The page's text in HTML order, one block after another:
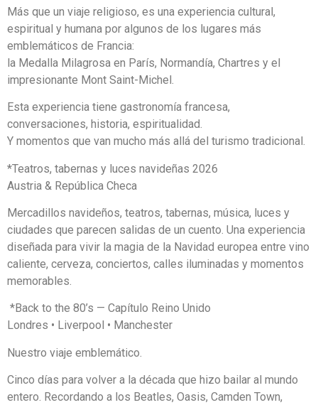
Más que un viaje religioso, es una experiencia cultural,
espiritual y humana por algunos de los lugares más
emblemáticos de Francia:
la Medalla Milagrosa en París, Normandía, Chartres y el
impresionante Mont Saint-Michel.
Esta experiencia tiene gastronomía francesa,
conversaciones, historia, espiritualidad.
Y momentos que van mucho más allá del turismo tradicional.
*Teatros, tabernas y luces navideñas 2026
Austria & República Checa
Mercadillos navideños, teatros, tabernas, música, luces y
ciudades que parecen salidas de un cuento. Una experiencia
diseñada para vivir la magia de la Navidad europea entre vino
caliente, cerveza, conciertos, calles iluminadas y momentos
memorables.
*Back to the 80’s — Capítulo Reino Unido
Londres • Liverpool • Manchester
Nuestro viaje emblemático.
Cinco días para volver a la década que hizo bailar al mundo
entero. Recordando a los Beatles, Oasis, Camden Town,